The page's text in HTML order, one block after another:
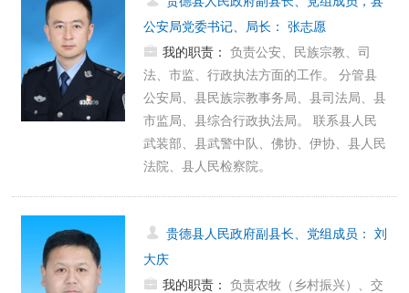
公安局党委书记、局长 ：
张志愿
我的职责：
负责公安、民族宗教、司
法、市监、行政执法方面的工作。 分管县
公安局、县民族宗教事务局、县司法局、县
市监局、县综合行政执法局。 联系县人民
武装部、县武警中队、佛协、伊协、县人民
法院、县人民检察院。
贵德县人民政府副县长、党组成员 ：
刘
大庆
我的职责：
负责农牧（乡村振兴）、交